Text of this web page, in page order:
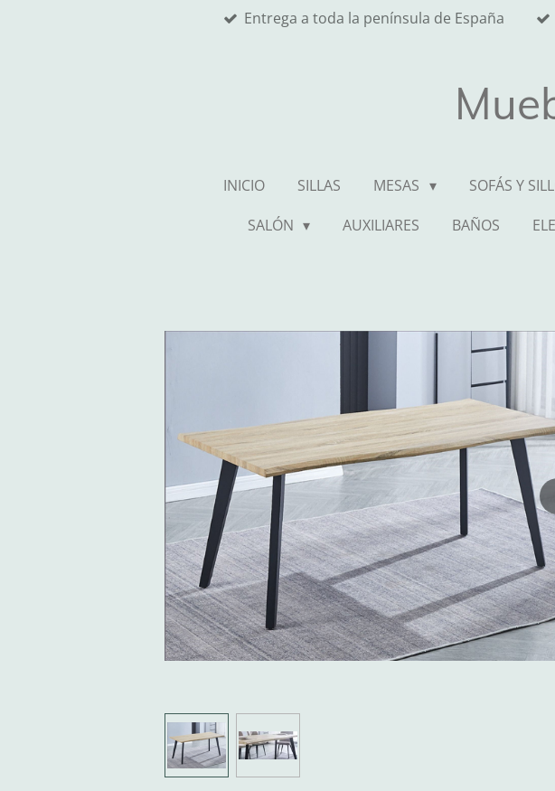
Entrega a toda la península de España
INICIO SILLAS MESAS SOFÁS Y
SALÓN
AUXILIARES BAÑOS